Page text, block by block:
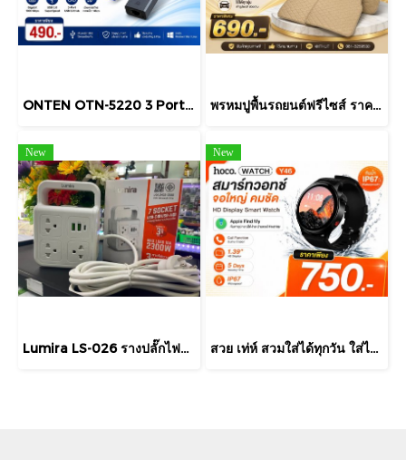
ONTEN OTN-5220 3 Port USB HUB v3.0 + LAN ONTEN 4 in 1 USB 3 Port + Lan Support Windows / Linux / Mac OS พรหมปูพื้นรถยนต์ฟรีไซส์ ราคาพิเศษ ต้องการตรงรุ่นสอบถามเพิ่มเติมได้นะคะ
New
Lumira LS-026 รางปลั๊กไฟพ่วง 7 ช่อง พร้อม USB-C และ USB-A (3 เมตร)
New
สวย เท่ห์ สวมใส่ได้ทุกวัน ใส่ได้ทุกเพศทุกวัย สนใจสั่งได้จ้า